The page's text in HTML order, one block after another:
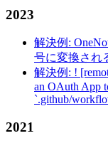
2023
解決例:
号に変換され
解決例: !
an OAuth App
`.github/
2021